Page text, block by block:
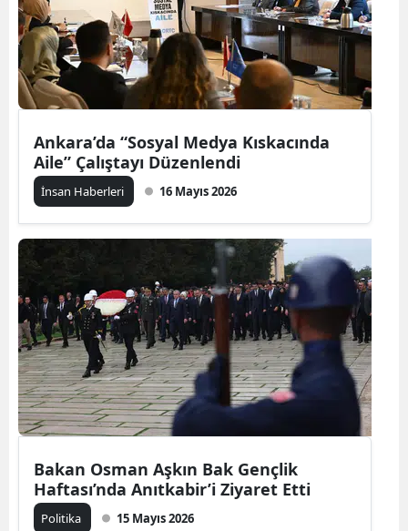
Ankara’da “Sosyal Medya Kıskacında
Aile” Çalıştayı Düzenlendi
İnsan Haberleri 16 Mayıs 2026
Bakan Osman Aşkın Bak Gençlik
Haftası’nda Anıtkabir’i Ziyaret Etti
Politika 15 Mayıs 2026